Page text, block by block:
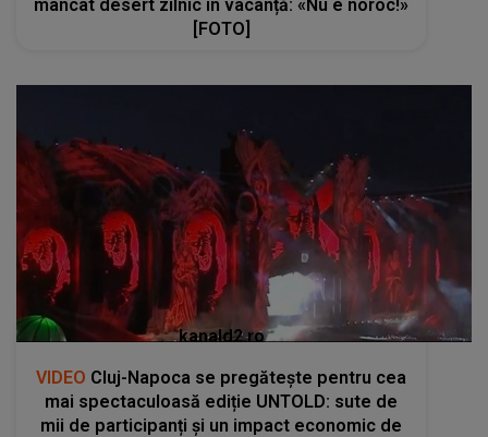
mâncat desert zilnic în vacanță: «Nu e noroc!»
[FOTO]
kanald2.ro
VIDEO Cluj-Napoca se pregătește pentru cea
mai spectaculoasă ediție UNTOLD: sute de
mii de participanți și un impact economic de